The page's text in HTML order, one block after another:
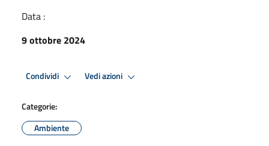
Data :
9 ottobre 2024
Condividi Vedi azioni
Categorie:
Ambiente